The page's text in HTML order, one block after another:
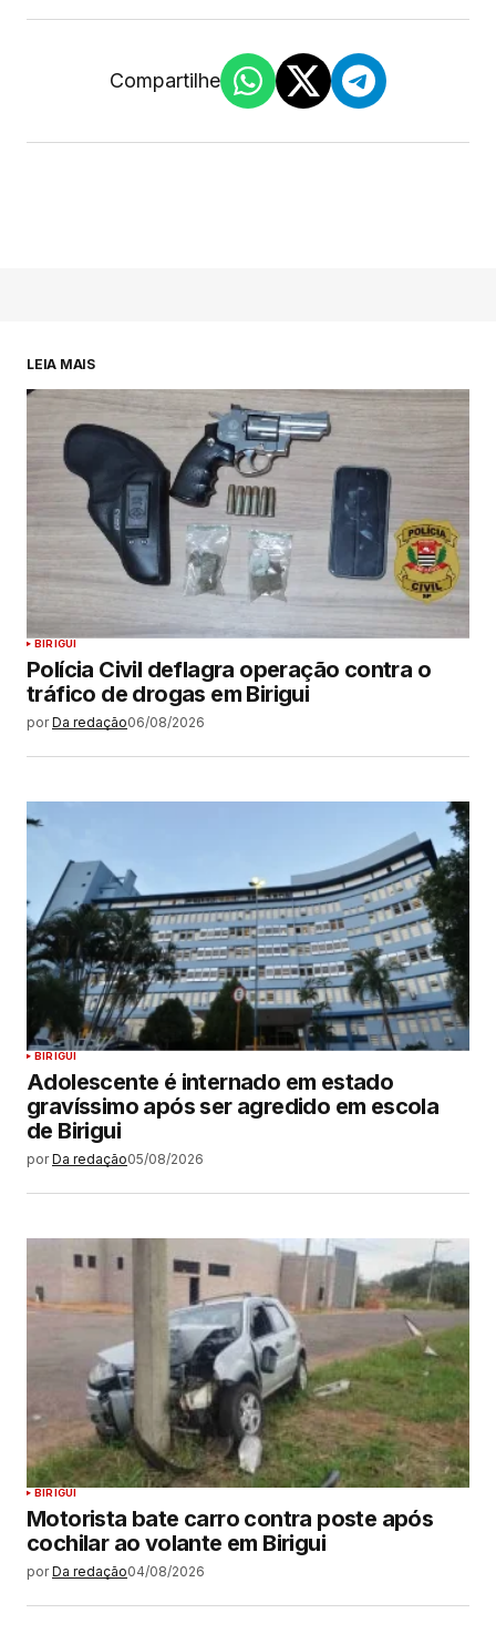
Compartilhe
LEIA MAIS
BIRIGUI
Polícia Civil deflagra operação contra o
tráfico de drogas em Birigui
por Da redação06/08/2026
BIRIGUI
Adolescente é internado em estado
gravíssimo após ser agredido em escola
de Birigui
por Da redação05/08/2026
BIRIGUI
Motorista bate carro contra poste após
cochilar ao volante em Birigui
por Da redação04/08/2026